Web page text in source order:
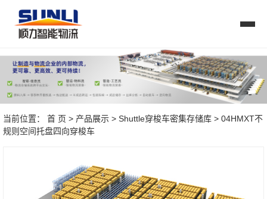
当前位置： 首 页 > 产品展示 > Shuttle穿梭车密集存储库 > 04HMXT不
规则空间托盘四向穿梭车